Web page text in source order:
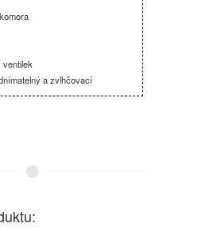
ventilek
a zvlhčovací